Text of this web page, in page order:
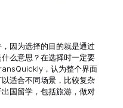
因为选择的目的就是通过
么意思？在选择时一定要
，认为整个界面
适合不同场景，比较复杂
国留学，包括旅游，做对